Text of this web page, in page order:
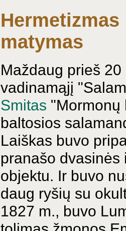
matymas
Maždaug prieš
vadinamąjį
Smitas "Mormonų
baltosios
Laiškas buvo
pranašo
objektu. Ir buvo
daug ryšių su
1827 m., buvo